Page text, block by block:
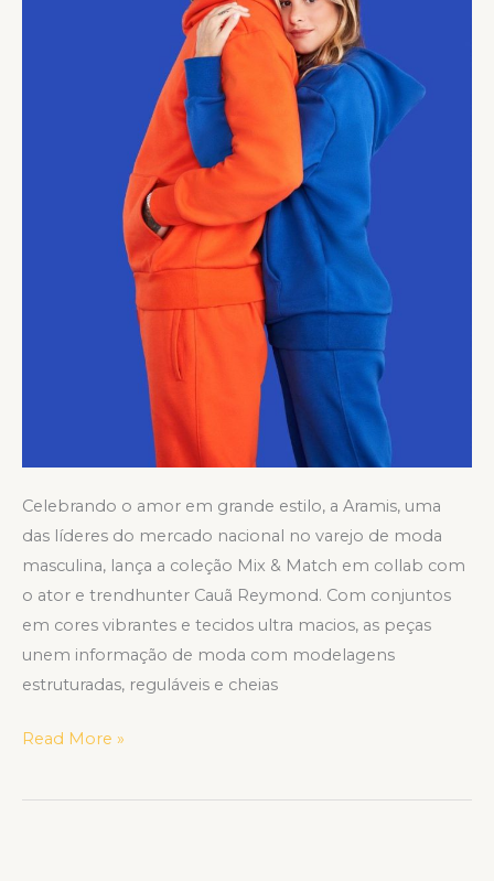
Celebrando o amor em grande estilo, a Aramis, uma
das líderes do mercado nacional no varejo de moda
masculina, lança a coleção Mix & Match em collab com
o ator e trendhunter Cauã Reymond. Com conjuntos
em cores vibrantes e tecidos ultra macios, as peças
unem informação de moda com modelagens
estruturadas, reguláveis e cheias
Read More »